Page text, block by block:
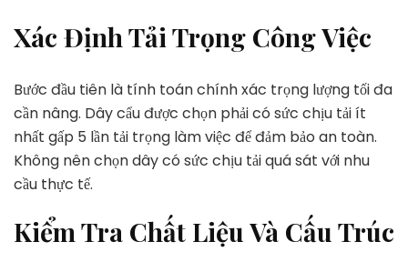
Xác Định Tải Trọng Công Việc
Bước đầu tiên là tính toán chính xác trọng lượng tối đa
cần nâng. Dây cẩu được chọn phải có sức chịu tải ít
nhất gấp 5 lần tải trọng làm việc để đảm bảo an toàn.
Không nên chọn dây có sức chịu tải quá sát với nhu
cầu thực tế.
Kiểm Tra Chất Liệu Và Cấu Trúc